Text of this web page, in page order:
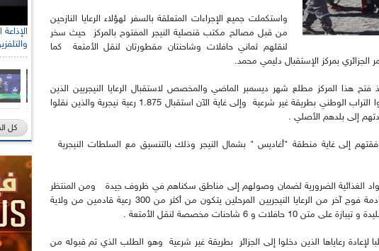
واستكملت جميع الإجراءات المتعلقة بالسفر لهؤلاء الرعايا النازحين
من قبل مصالح مكتب قنصلية النيجر المفتوح بالمركز حيث سخر
لنقلهم ثماني حافلات وشاحنتان مقطورتان لنقل الأمتعة كما
بمركز الإستقبال دليمي محمد.
هذا المركز مطلع شهر ديسمبر الماضي والمخصص لاستقبال الرعايا النيجريين الذين
شملتهم عملية الترحيل والذين دخلوا التراب الوطني بطريقة غير شرعية وإلى غاية الآن استقبال 1.875 رعية نيجرية والذين نقلوا
إلى بلدهم الأصلي .
إلى غاية منطقة "أغاديس " بشمال النيجر وذلك بالتنسيق مع السلطات النيجرية
الغذائية الضرورية لضمان وصولهم إلى مناطق سكناهم في ظروف جيدة ومن المنتظر
أن يتم استقبال خلال الساعات القادمة فوج آخر من الرعايا النيجريين المرحلين يتكون من أكثر من 300 رعية قادمين من ولاية
و 6 شاحنات مخصصة لنقل الأمتعة .
رعاياها الذين دخلوا إلى الجزائر بطريقة غير شرعية وهو الطلب الذي تم قبوله من
كل